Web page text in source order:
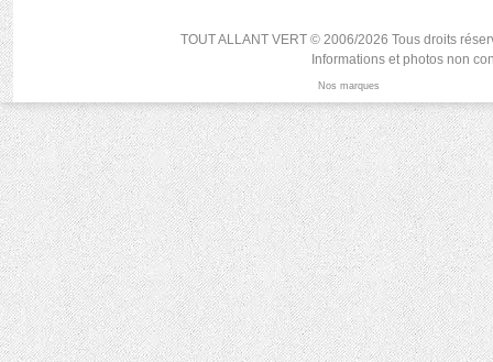
TOUT ALLANT VERT © 2006/2026 Tous droits
Informations et photos non
Nos marques